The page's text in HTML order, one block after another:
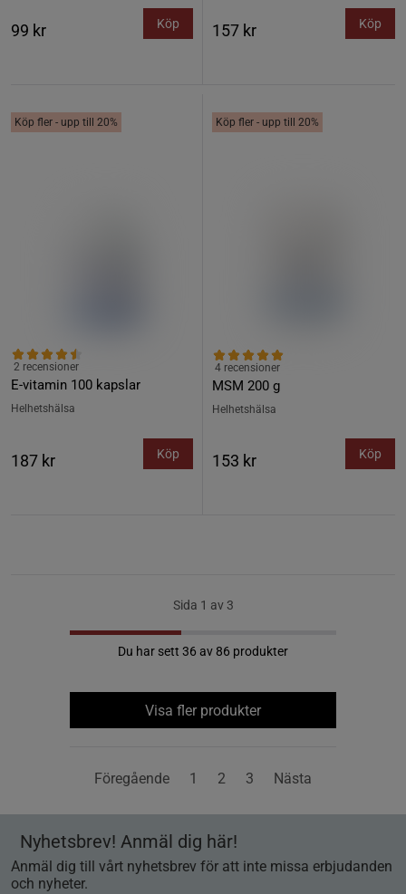
99 kr Köp 157 kr Köp
Köp fler - upp till 20%
E-vitamin 100 kapslar
2 recensioner
Helhetshälsa
187 kr Köp
Köp fler - upp till 20%
MSM 200 g
4 recensioner
Helhetshälsa
153 kr Köp
Sida 1 av 3
Du har sett 36 av 86 produkter
Visa fler produkter
Föregående 1 2 3 Nästa
Nyhetsbrev! Anmäl dig här!
Anmäl dig till vårt nyhetsbrev för att inte missa erbjudanden
och nyheter.